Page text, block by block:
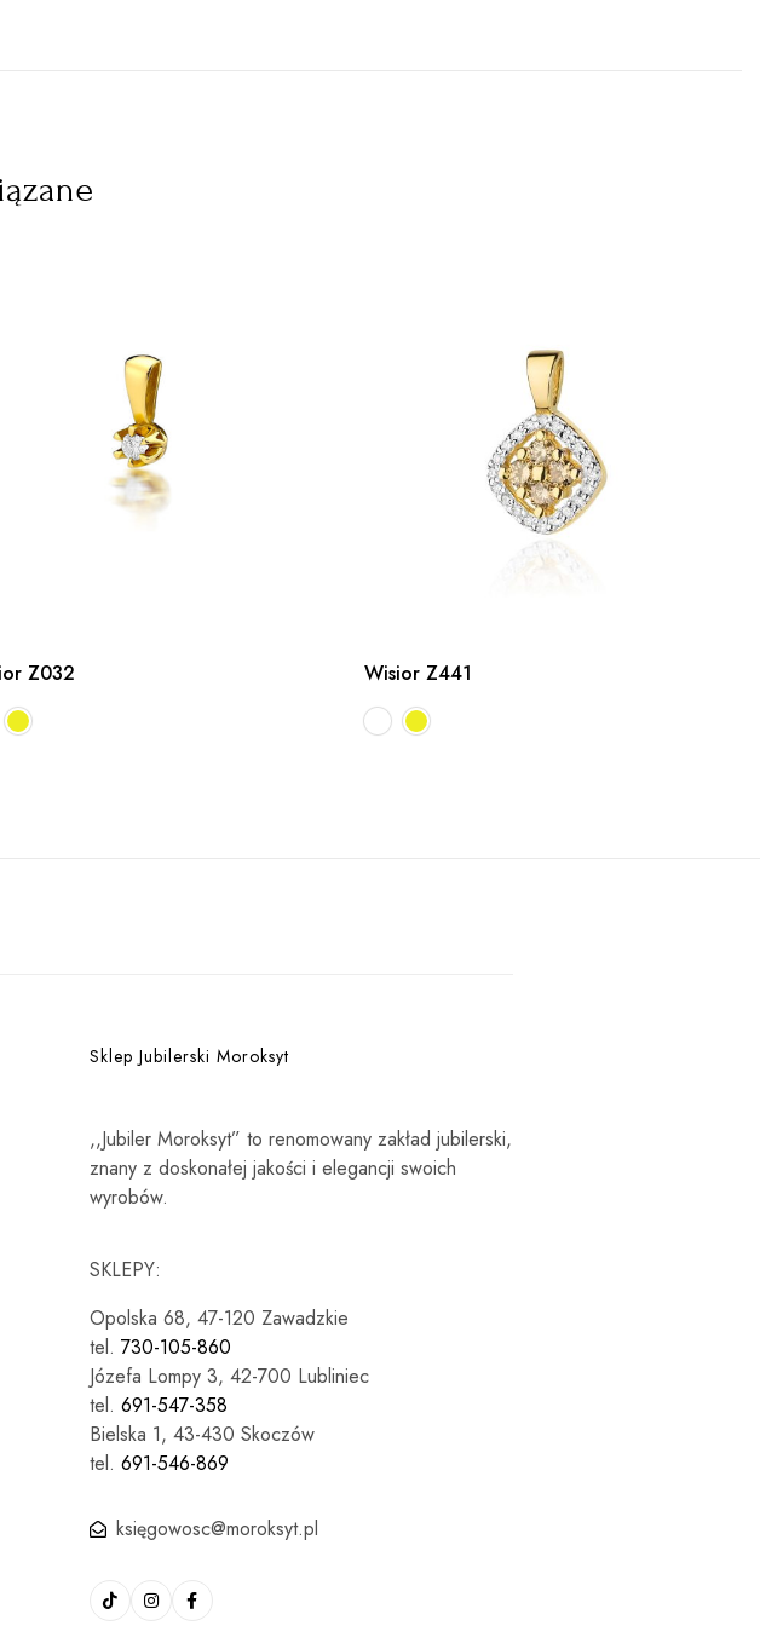
Z032 Wisior Z441
Sklep Jubilerski Moroksyt
,,Jubiler Moroksyt” to renomowany zakład jubilerski,
znany z doskonałej jakości i elegancji swoich
wyrobów.
SKLEPY:
Opolska 68, 47-120 Zawadzkie
tel. 730-105-860
Józefa Lompy 3, 42-700 Lubliniec
tel. 691-547-358
Bielska 1, 43-430 Skoczów
tel. 691-546-869
księgowosc@moroksyt.pl